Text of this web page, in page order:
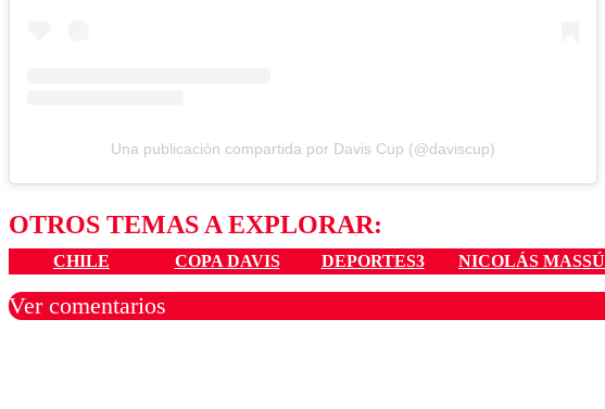
Una publicación compartida por Davis Cup (@daviscup)
OTROS TEMAS A EXPLORAR:
CHILE COPA DAVIS DEPORTES3 NICOLÁS MASSÚ
Ver comentarios